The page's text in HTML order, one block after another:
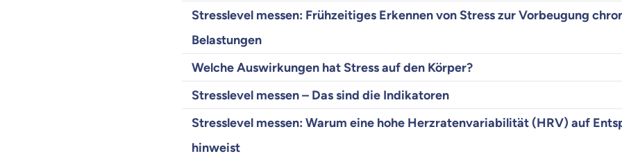
Stresslevel messen: Frühzeitiges Erkennen von Stress zur Vorbeugung
Belastungen
Welche Auswirkungen hat Stress auf den Körper?
Stresslevel messen – Das sind die Indikatoren
Stresslevel messen: Warum eine hohe Herzratenvariabilität (HRV) auf
hinweist